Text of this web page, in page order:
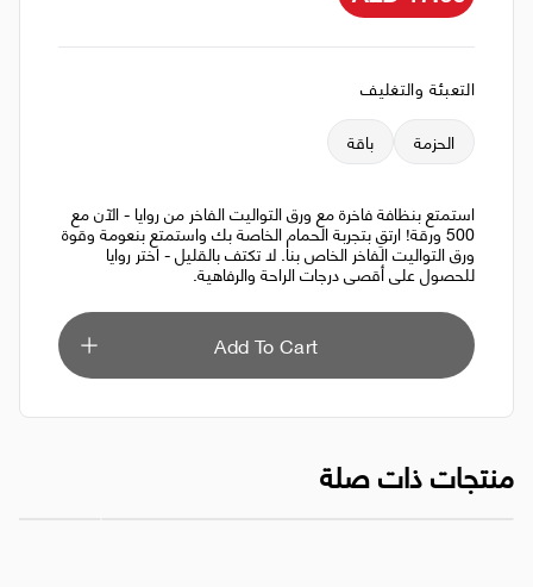
التعبئة والتغليف
الحزمة
باقة
استمتع بنظافة فاخرة مع ورق التواليت الفاخر من روايا - الآن مع
500 ورقة! ارتقِ بتجربة الحمام الخاصة بك واستمتع بنعومة وقوة
ورق التواليت الفاخر الخاص بنا. لا تكتف بالقليل - اختر روايا
للحصول على أقصى درجات الراحة والرفاهية.
Add To Cart
منتجات ذات صلة
مناديل الوجه رويا 600 منديل